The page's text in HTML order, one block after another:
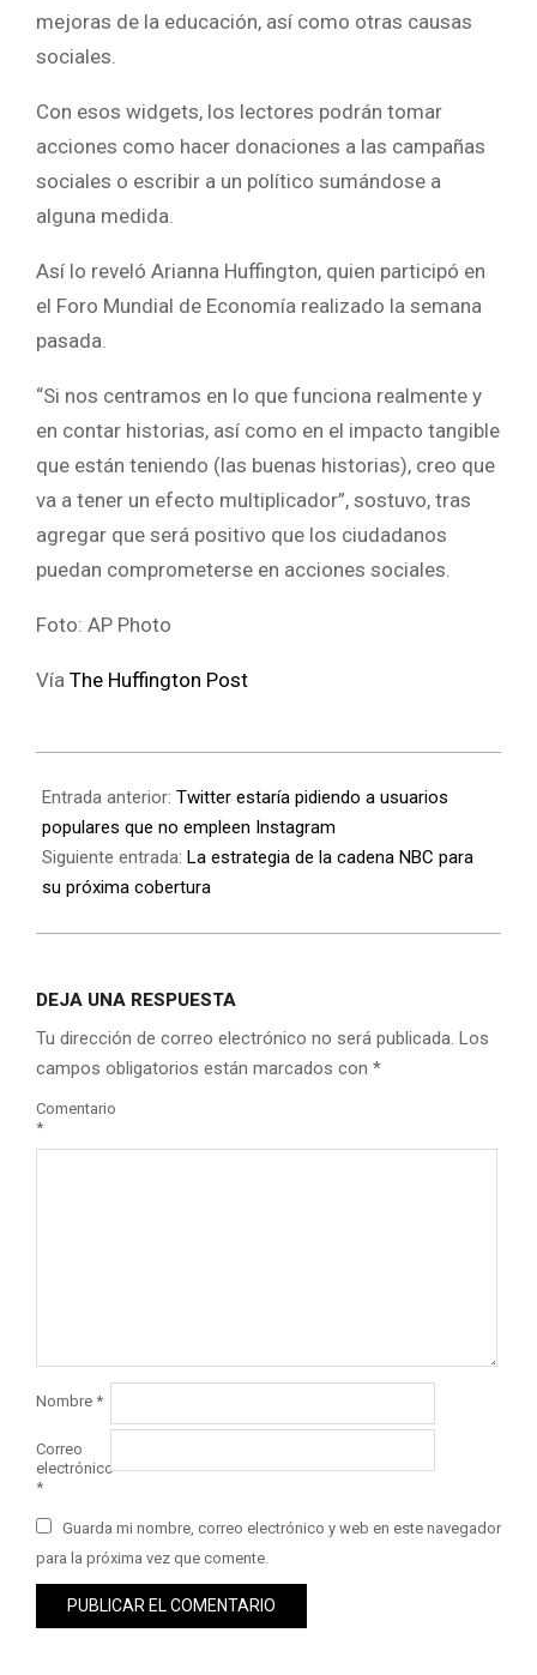
mejoras de la educación, así como otras causas
sociales.
Con esos widgets, los lectores podrán tomar
acciones como hacer donaciones a las campañas
sociales o escribir a un político sumándose a
alguna medida.
Así lo reveló Arianna Huffington, quien participó en
el Foro Mundial de Economía realizado la semana
pasada.
“Si nos centramos en lo que funciona realmente y
en contar historias, así como en el impacto tangible
que están teniendo (las buenas historias), creo que
va a tener un efecto multiplicador”, sostuvo, tras
agregar que será positivo que los ciudadanos
puedan comprometerse en acciones sociales.
Foto: AP Photo
Vía The Huffington Post
Entrada anterior: Twitter estaría pidiendo a usuarios
populares que no empleen Instagram
Siguiente entrada: La estrategia de la cadena NBC para
su próxima cobertura
DEJA UNA RESPUESTA
Tu dirección de correo electrónico no será publicada. Los
campos obligatorios están marcados con *
Comentario
*
Nombre *
Correo
electrónico
*
Guarda mi nombre, correo electrónico y web en este navegador
para la próxima vez que comente.